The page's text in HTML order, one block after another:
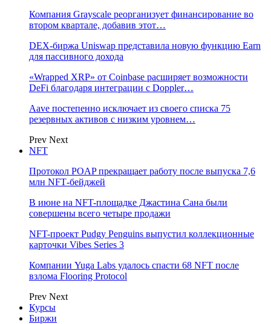
Компания Grayscale реорганизует финансирование во
втором квартале, добавив этот…
DEX-биржа Uniswap представила новую функцию Earn
для пассивного дохода
«Wrapped XRP» от Coinbase расширяет возможности
DeFi благодаря интеграции с Doppler…
Aave постепенно исключает из своего списка 75
резервных активов с низким уровнем…
Prev Next
NFT
Протокол POAP прекращает работу после выпуска 7,6
млн NFT‑бейджей
В июне на NFT-площадке Джастина Сана были
совершены всего четыре продажи
NFT-проект Pudgy Penguins выпустил коллекционные
карточки Vibes Series 3
Компании Yuga Labs удалось спасти 68 NFT после
взлома Flooring Protocol
Prev Next
Курсы
Биржи